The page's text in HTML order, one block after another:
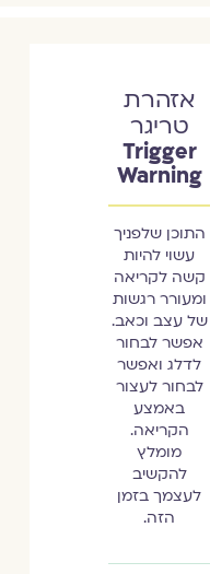
אזהרת
טריגר
Trigger
Warning
התוכן שלפניך
עשוי להיות
קשה לקריאה
ומעורר רגשות
של עצב וכאב.
אפשר לבחור
לדלג ואפשר
לבחור לעצור
באמצע
הקריאה.
מומלץ
להקשיב
לעצמך בזמן
הזה.